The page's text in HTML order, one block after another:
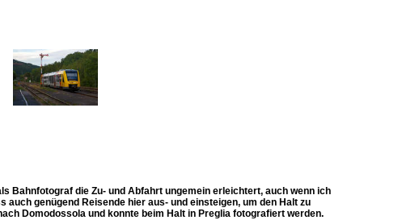
Bahnfotograf die Zu- und Abfahrt ungemein erleichtert, auch wenn ich
genügend Reisende hier aus- und einsteigen, um den Halt zu
Domodossola und konnte beim Halt in Preglia fotografiert werden.